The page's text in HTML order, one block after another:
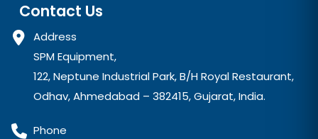
Contact Us
Address
SPM Equipment,
122, Neptune Industrial Park, B/H Royal Restaurant,
Odhav, Ahmedabad – 382415, Gujarat, India.
Phone